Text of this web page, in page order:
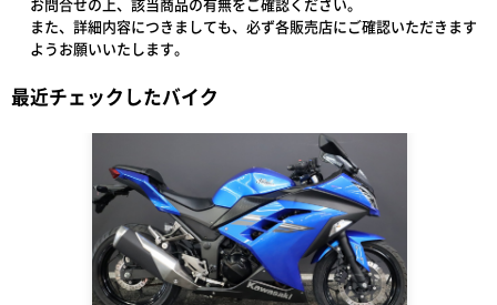
お問合せの上、該当商品の有無をご確認ください。
また、詳細内容につきましても、必ず各販売店にご確認いただきます
ようお願いいたします。
最近チェックしたバイク